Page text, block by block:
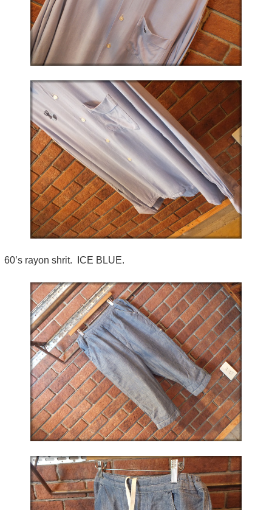
60’s rayon shrit. ICE BLUE.